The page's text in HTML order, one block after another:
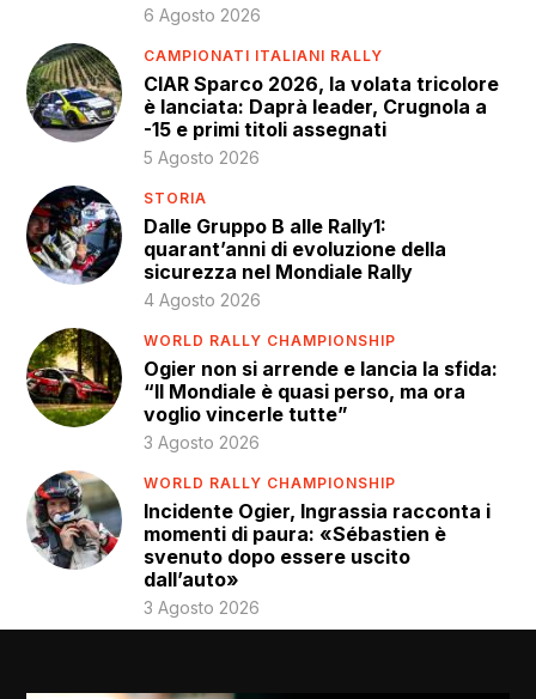
6 Agosto 2026
CAMPIONATI ITALIANI RALLY
CIAR Sparco 2026, la volata tricolore
è lanciata: Daprà leader, Crugnola a
-15 e primi titoli assegnati
5 Agosto 2026
STORIA
Dalle Gruppo B alle Rally1:
quarant’anni di evoluzione della
sicurezza nel Mondiale Rally
4 Agosto 2026
WORLD RALLY CHAMPIONSHIP
Ogier non si arrende e lancia la sfida:
“Il Mondiale è quasi perso, ma ora
voglio vincerle tutte”
3 Agosto 2026
WORLD RALLY CHAMPIONSHIP
Incidente Ogier, Ingrassia racconta i
momenti di paura: «Sébastien è
svenuto dopo essere uscito
dall’auto»
3 Agosto 2026